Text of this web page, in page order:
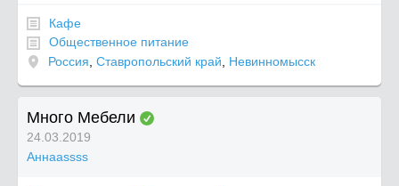
Кафе
Общественное питание
Россия Ставропольский край Невинномысск
Много Мебели
24.03.2019
Аннаassss